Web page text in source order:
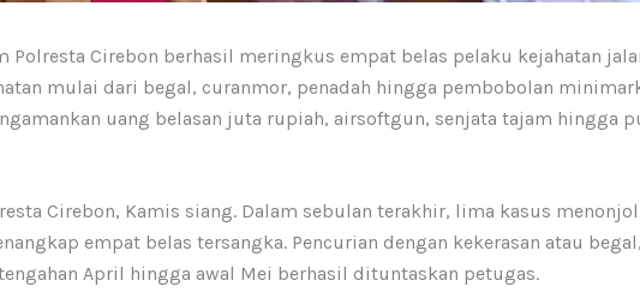
Polresta Cirebon berhasil meringkus empat belas pelaku kejahatan
mulai dari begal, curanmor, penadah hingga pembobolan
uang belasan juta rupiah, airsoftgun, senjata tajam hingga
Cirebon, Kamis siang. Dalam sebulan terakhir, lima kasus
empat belas tersangka. Pencurian dengan kekerasan atau
April hingga awal Mei berhasil dituntaskan petugas.